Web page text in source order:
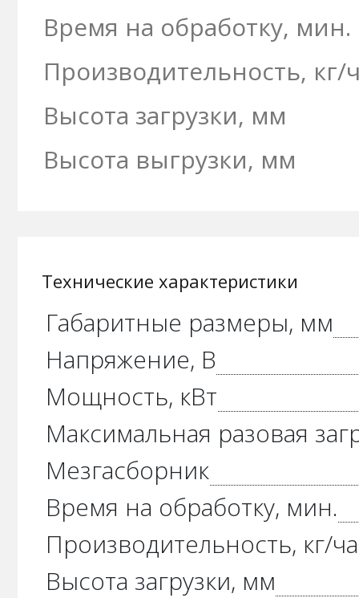
Время на обработку, мин.
Производительность, кг/
Высота загрузки, мм
Высота выгрузки, мм
Технические характеристики
Габаритные размеры, мм
Напряжение, В
Мощность, кВт
Максимальная разовая
Мезгасборник
Время на обработку, мин.
Производительность, кг/
Высота загрузки, мм